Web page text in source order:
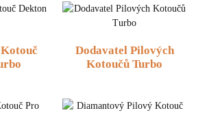
Dodavatel Pilových
Kotoučů Turbo